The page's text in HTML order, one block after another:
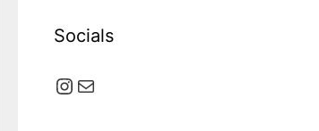
Socials
Instagram
E-Mail